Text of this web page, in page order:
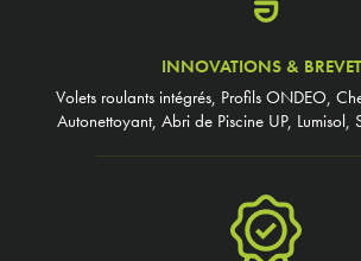
INNOVATIONS &
Volets roulants intégrés, Profils ONDEO,
Autonettoyant, Abri de Piscine UP,